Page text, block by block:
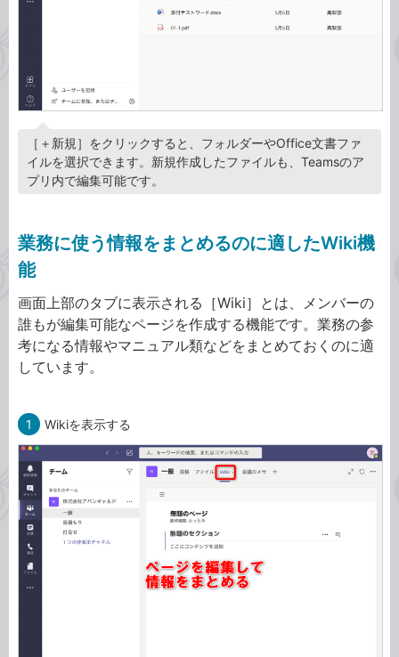
［＋新規］をクリックすると、フォルダーやOffice文書ファ
イルを選択できます。新規作成したファイルも、Teamsのア
プリ内で編集可能です。
業務に使う情報をまとめるのに適したWiki機
能
画面上部のタブに表示される［Wiki］とは、メンバーの
誰もが編集可能なページを作成する機能です。業務の参
考になる情報やマニュアル類などをまとめておくのに適
しています。
1 Wikiを表示する